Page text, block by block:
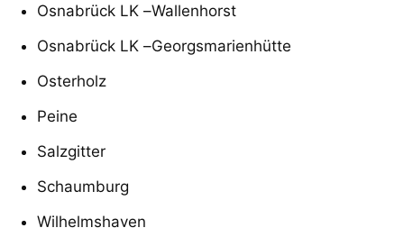
Osnabrück LK –Wallenhorst
Osnabrück LK –Georgsmarienhütte
Osterholz
Peine
Salzgitter
Schaumburg
Wilhelmshaven